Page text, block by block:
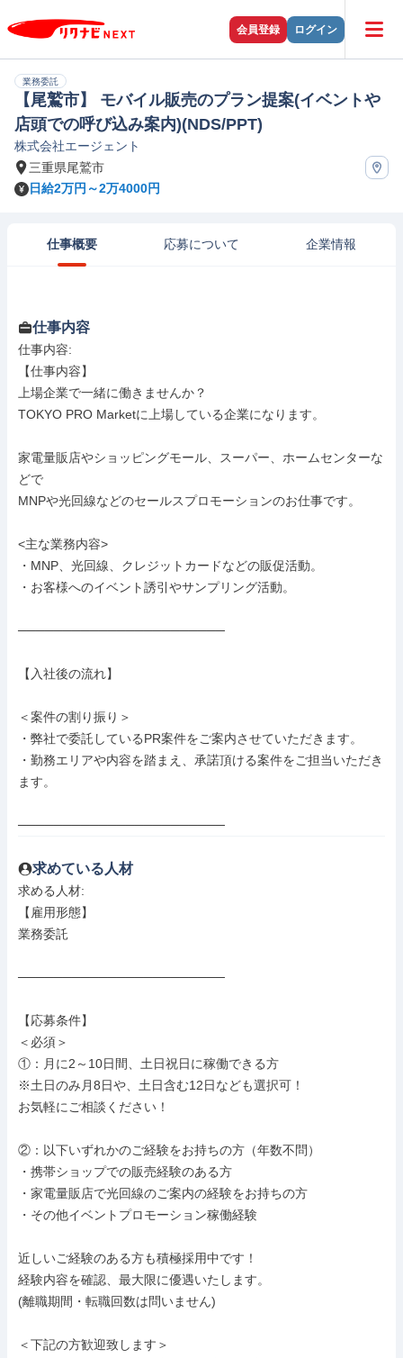
会員登録 ログイン
業務委託
【尾鷲市】 モバイル販売のプラン提案(イベントや
店頭での呼び込み案内)(NDS/PPT)
株式会社エージェント
三重県尾鷲市
日給2万円～2万4000円
仕事概要 応募について 企業情報
仕事内容
仕事内容:
【仕事内容】
上場企業で一緒に働きませんか？
TOKYO PRO Marketに上場している企業になります。
家電量販店やショッピングモール、スーパー、ホームセンターな
どで
MNPや光回線などのセールスプロモーションのお仕事です。
<主な業務内容>
・MNP、光回線、クレジットカードなどの販促活動。
・お客様へのイベント誘引やサンプリング活動。
───────────────────────
【入社後の流れ】
＜案件の割り振り＞
・弊社で委託しているPR案件をご案内させていただきます。
・勤務エリアや内容を踏まえ、承諾頂ける案件をご担当いただき
ます。
───────────────────────
求めている人材
求める人材:
【雇用形態】
業務委託
───────────────────────
【応募条件】
＜必須＞
①：月に2～10日間、土日祝日に稼働できる方
※土日のみ月8日や、土日含む12日なども選択可！
お気軽にご相談ください！
②：以下いずれかのご経験をお持ちの方（年数不問）
・携帯ショップでの販売経験のある方
・家電量販店で光回線のご案内の経験をお持ちの方
・その他イベントプロモーション稼働経験
近しいご経験のある方も積極採用中です！
経験内容を確認、最大限に優遇いたします。
(離職期間・転職回数は問いません)
＜下記の方歓迎致します＞